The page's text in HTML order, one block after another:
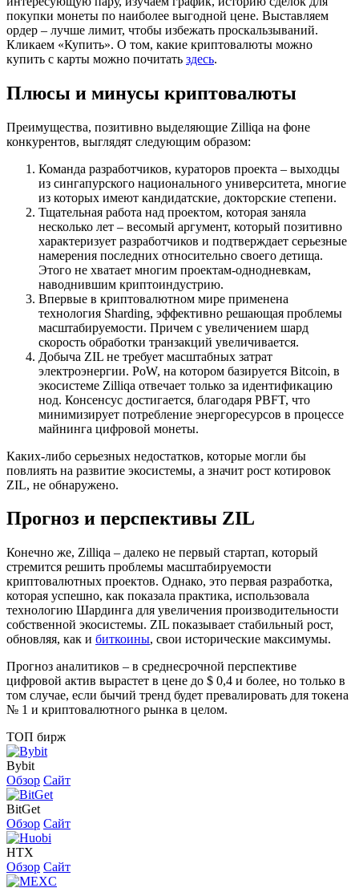
покупки монеты по наиболее выгодной цене. Выставляем
ордер – лучше лимит, чтобы избежать проскальзываний.
Кликаем «Купить». О том, какие криптовалюты можно
купить с карты можно почитать здесь.
Плюсы и минусы криптовалюты
Преимущества, позитивно выделяющие Zilliqa на фоне
конкурентов, выглядят следующим образом:
Команда разработчиков, кураторов проекта – выходцы
из сингапурского национального университета, многие
из которых имеют кандидатские, докторские степени.
Тщательная работа над проектом, которая заняла
несколько лет – весомый аргумент, который позитивно
характеризует разработчиков и подтверждает серьезные
намерения последних относительно своего детища.
Этого не хватает многим проектам-однодневкам,
наводнившим криптоиндустрию.
Впервые в криптовалютном мире применена
технология Sharding, эффективно решающая проблемы
масштабируемости. Причем с увеличением шард
скорость обработки транзакций увеличивается.
Добыча ZIL не требует масштабных затрат
электроэнергии. PoW, на котором базируется Bitcoin, в
экосистеме Zilliqa отвечает только за идентификацию
нод. Консенсус достигается, благодаря PBFT, что
минимизирует потребление энергоресурсов в процессе
майнинга цифровой монеты.
Каких-либо серьезных недостатков, которые могли бы
повлиять на развитие экосистемы, а значит рост котировок
ZIL, не обнаружено.
Прогноз и перспективы ZIL
Конечно же, Zilliqa – далеко не первый стартап, который
стремится решить проблемы масштабируемости
криптовалютных проектов. Однако, это первая разработка,
которая успешно, как показала практика, использовала
технологию Шардинга для увеличения производительности
собственной экосистемы. ZIL показывает стабильный рост,
обновляя, как и биткоины, свои исторические максимумы.
Прогноз аналитиков – в среднесрочной перспективе
цифровой актив вырастет в цене до $ 0,4 и более, но только в
том случае, если бычий тренд будет превалировать для токена
№ 1 и криптовалютного рынка в целом.
ТОП бирж
Bybit
Обзор Сайт
BitGet
Обзор Сайт
HTX
Обзор Сайт